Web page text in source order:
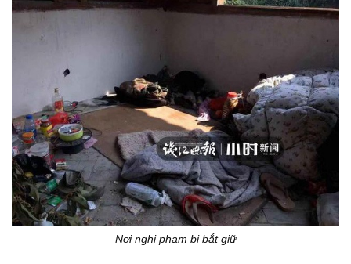
Nơi nghi phạm bị bắt giữ